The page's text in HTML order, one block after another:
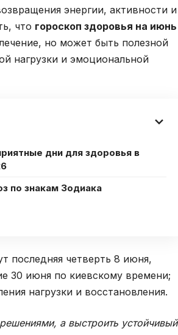
энергии, активности и
что гороскоп здоровья на июнь
но может быть полезной
нагрузки и эмоциональной
дни для здоровья в
по знакам Зодиака
последняя четверть 8 июня,
30 июня по киевскому времени;
нагрузки и восстановления.
а выстроить устойчивый